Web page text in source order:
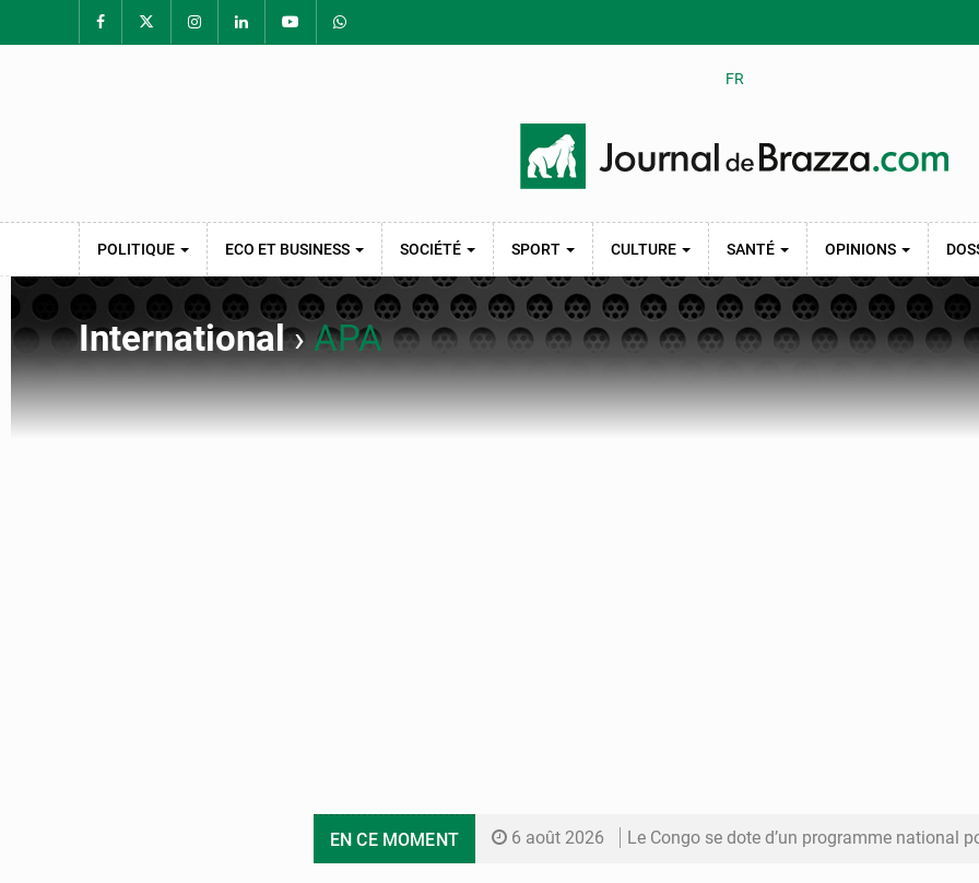
FR
POLITIQUE ECO ET BUSINESS SOCIÉTÉ SPORT CULTURE SANTÉ OPINIONS
International›APA
EN CE MOMENT 6 août 2026 Le Congo se dote d’un programme national pour valoriser les